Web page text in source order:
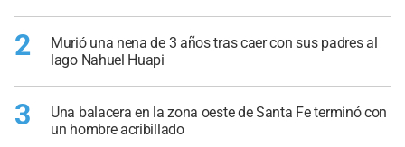
2
Murió una nena de 3 años tras caer con sus padres al
lago Nahuel Huapi
3
Una balacera en la zona oeste de Santa Fe terminó con
un hombre acribillado